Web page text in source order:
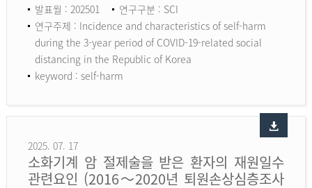
발표월 : 202501
연구구분 : SCI
연구주제 : Incidence and characteristics of self-harm
during the 3-year period of COVID-19-related social
distancing in the Republic of Korea
keyword : self-harm
2025. 07. 17
소화기계 암 절제술을 받은 환자의 재원일수
관련요인 (2016～2020년 퇴원손상심층조사